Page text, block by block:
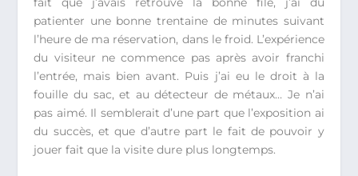
patienter une bonne trentaine de minutes suivant
l’heure de ma réservation, dans le froid. L’expérience
du visiteur ne commence pas après avoir franchi
l’entrée, mais bien avant. Puis j’ai eu le droit à la
fouille du sac, et au détecteur de métaux… Je n’ai
pas aimé. Il semblerait d’une part que l’exposition ai
du succès, et que d’autre part le fait de pouvoir y
jouer fait que la visite dure plus longtemps.